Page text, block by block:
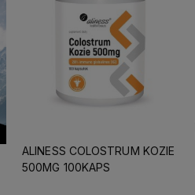
ALINESS COLOSTRUM KOZIE
500MG 100KAPS